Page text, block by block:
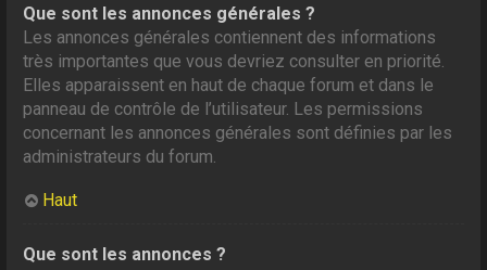
Que sont les annonces générales ?
Les annonces générales contiennent des informations
très importantes que vous devriez consulter en priorité.
Elles apparaissent en haut de chaque forum et dans le
panneau de contrôle de l’utilisateur. Les permissions
concernant les annonces générales sont définies par les
administrateurs du forum.
Haut
Que sont les annonces ?